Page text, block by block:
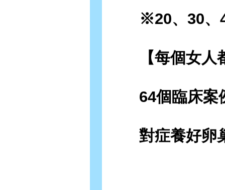
※20、30、
【每個女人都
64個臨床案例
對症養好卵巢